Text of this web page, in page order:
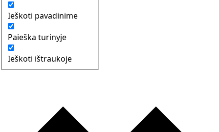
Ieškoti pavadinime
Paieška turinyje
Ieškoti ištraukoje